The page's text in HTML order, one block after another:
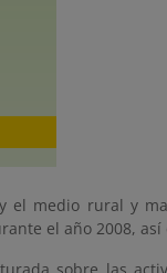
el medio rural y
el año 2008,